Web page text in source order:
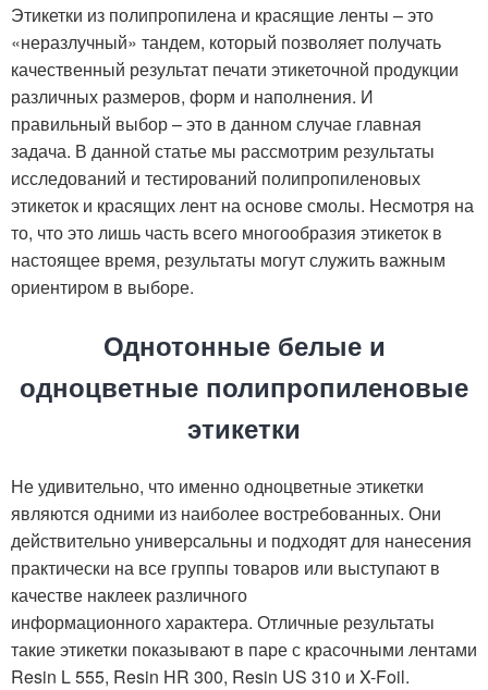
Этикетки из полипропилена и красящие ленты – это
«неразлучный» тандем, который позволяет получать
качественный результат печати этикеточной продукции
различных размеров, форм и наполнения. И
правильный выбор – это в данном случае главная
задача. В данной статье мы рассмотрим результаты
исследований и тестирований полипропиленовых
этикеток и красящих лент на основе смолы. Несмотря на
то, что это лишь часть всего многообразия этикеток в
настоящее время, результаты могут служить важным
ориентиром в выборе.
Однотонные белые и
одноцветные полипропиленовые
этикетки
Не удивительно, что именно одноцветные этикетки
являются одними из наиболее востребованных. Они
действительно универсальны и подходят для нанесения
практически на все группы товаров или выступают в
качестве наклеек различного
информационного характера. Отличные результаты
такие этикетки показывают в паре с красочными лентами
Resin L 555, Resin HR 300, Resin US 310 и X-Foil.